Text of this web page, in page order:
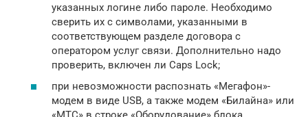
указанных логине либо пароле. Необходимо
сверить их с символами, указанными в
соответствующем разделе договора с
оператором услуг связи. Дополнительно надо
проверить, включен ли Caps Lock;
при невозможности распознать «Мегафон»-
модем в виде USB, а также модем «Билайна» или